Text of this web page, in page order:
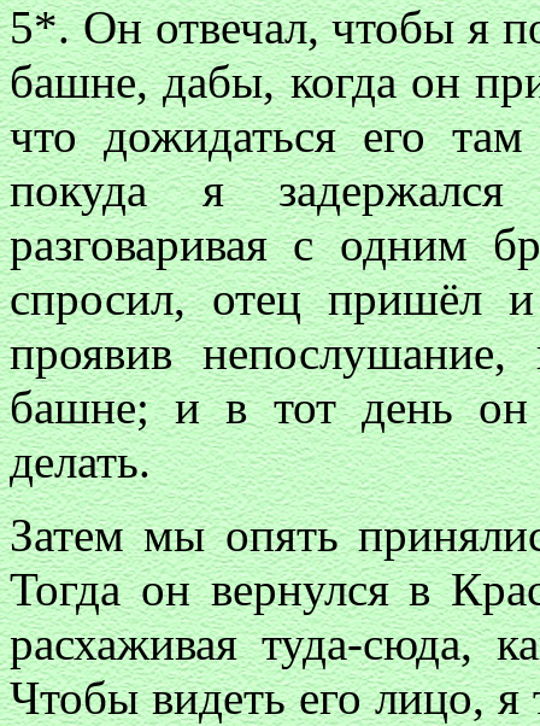
5*. Он отвечал, чтобы я
башне, дабы, когда он
что дожидаться его
покуда я
разговаривая с одним
спросил, отец пришёл
проявив
башне; и в тот день он
делать.
Затем мы опять
Тогда он вернулся в
расхаживая туда-сюда,
Чтобы видеть его лицо, я